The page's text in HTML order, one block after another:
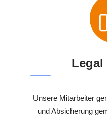
Unsere Mitarbeiter
und Absicherung